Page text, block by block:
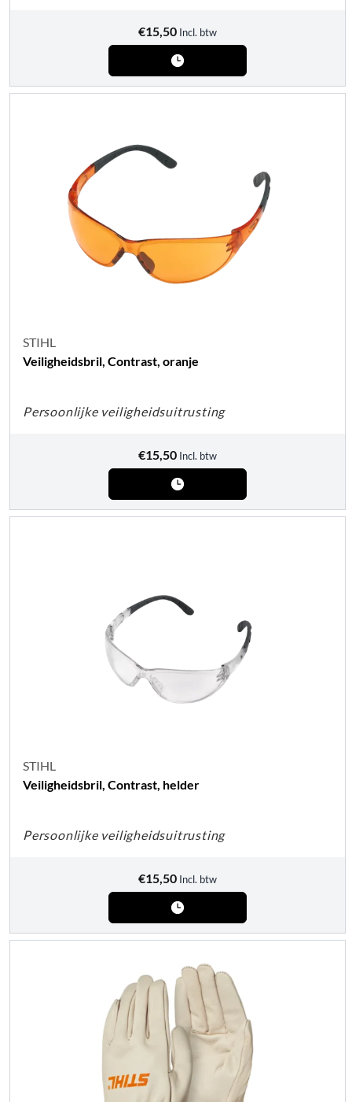
€15,50 Incl. btw
STIHL
Veiligheidsbril, Contrast, oranje
Persoonlijke veiligheidsuitrusting
€15,50 Incl. btw
STIHL
Veiligheidsbril, Contrast, helder
Persoonlijke veiligheidsuitrusting
€15,50 Incl. btw